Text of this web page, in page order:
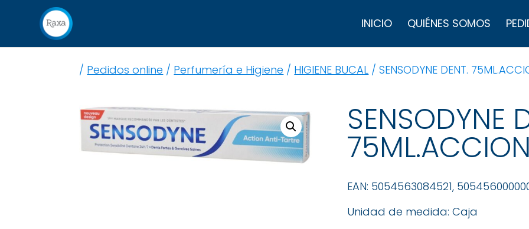
INICIO QUIÉNES SOMOS
/ Pedidos online / Perfumería e Higiene / HIGIENE BUCAL / SENSODYNE DENT.
SENSODYNE
EAN: 5054563084521,
Unidad de medida: Caja